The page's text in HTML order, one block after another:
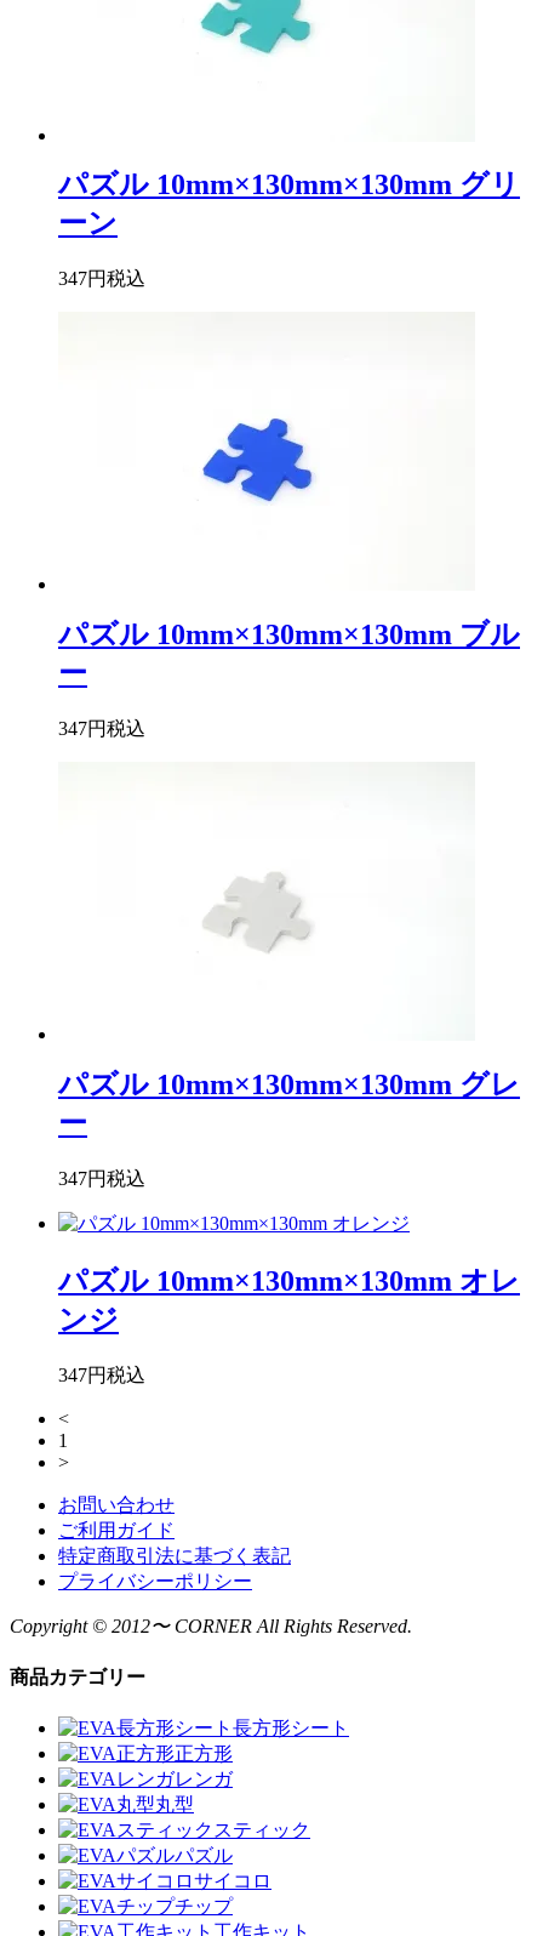
パズル 10mm×130mm×130mm グリ
ーン
347円税込
パズル 10mm×130mm×130mm ブル
ー
347円税込
パズル 10mm×130mm×130mm グレ
ー
347円税込
パズル 10mm×130mm×130mm オレ
ンジ
347円税込
<
1
>
お問い合わせ
ご利用ガイド
特定商取引法に基づく表記
プライバシーポリシー
Copyright © 2012〜 CORNER All Rights Reserved.
商品カテゴリー
長方形シート
正方形
レンガ
丸型
スティック
パズル
サイコロ
チップ